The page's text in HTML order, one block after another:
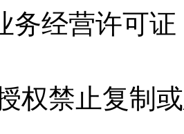
务经营许可
权禁止复制